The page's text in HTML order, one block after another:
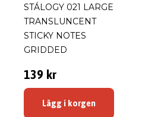
STÁLOGY 021 LARGE
TRANSLUNCENT
STICKY NOTES
GRIDDED
139 kr
Lägg i korgen